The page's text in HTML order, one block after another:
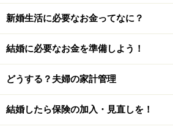
新婚生活に必要なお金ってなに？
結婚に必要なお金を準備しよう！
どうする？夫婦の家計管理
結婚したら保険の加入・見直しを！